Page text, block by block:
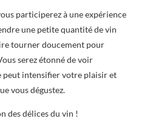
participerez à une expérience
une petite quantité de vin
tourner doucement pour
serez étonné de voir
peut intensifier votre plaisir et
vous dégustez.
des délices du vin !